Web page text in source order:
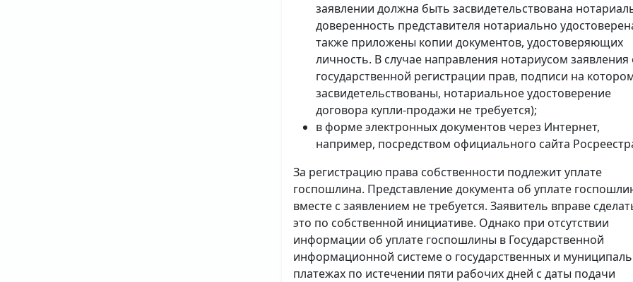
заявлении должна быть засвидетельствована
доверенность представителя нотариально
также приложены копии документов, удостоверяющих
личность. В случае направления нотариусом заявления
государственной регистрации прав, подписи на
засвидетельствованы, нотариальное удостоверение
договора купли-продажи не требуется);
в форме электронных документов через Интернет,
например, посредством официального сайта
За регистрацию права собственности подлежит уплате
госпошлина. Представление документа об уплате
вместе с заявлением не требуется. Заявитель вправе
это по собственной инициативе. Однако при отсутствии
информации об уплате госпошлины в Государственной
информационной системе о государственных и
платежах по истечении пяти рабочих дней с даты подачи